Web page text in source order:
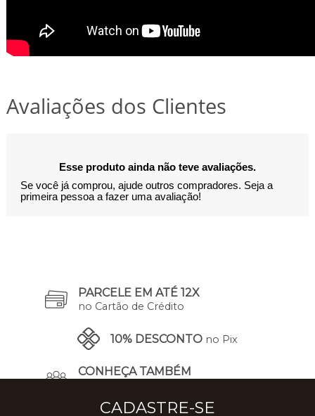
Avaliações dos Clientes
Esse produto ainda não teve avaliações.
Se você já comprou, ajude outros compradores. Seja a
primeira pessoa a fazer uma avaliação!
PARCELE EM ATÉ 12X
no Cartão de Crédito
10% DESCONTO no Pix
CONHEÇA TAMBÉM
CADASTRE-SE